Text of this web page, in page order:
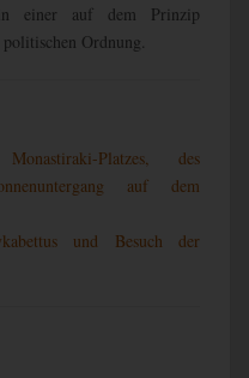
einer auf dem Prinzip
Ordnung.
Platzes, des
auf dem
und Besuch der